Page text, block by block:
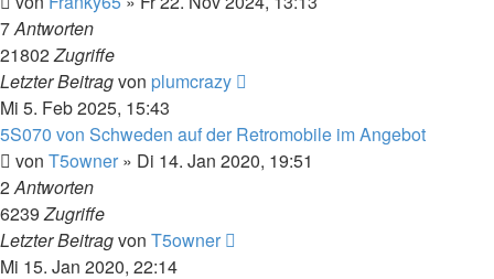
7Antworten
21802Zugriffe
Letzter Beitragvon plumcrazy
Mi 5. Feb 2025, 15:43
5S070 von Schweden auf der Retromobile im Angebot
von T5owner » Di 14. Jan 2020, 19:51
2Antworten
6239Zugriffe
Letzter Beitragvon T5owner
Mi 15. Jan 2020, 22:14